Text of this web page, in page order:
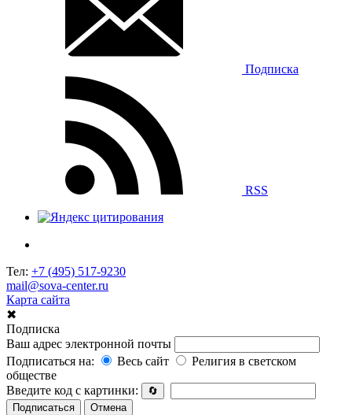
Подписка
RSS
Тел: +7 (495) 517-9230
mail@sova-center.ru
Карта сайта
✖
Подписка
Ваш адрес электронной почты
Подписаться на:
Весь сайт
Религия в светском
обществе
Введите код с картинки:
🔄
Подписаться
Отмена